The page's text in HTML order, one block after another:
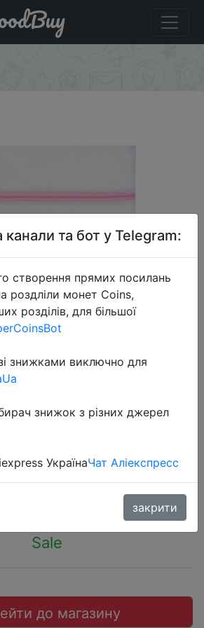
для стирки Ubras CRLS12ZZ
Ubras CRLS12ZZ
$0.39
Sale
до магазину
та бот у Telegram:
створення прямих посилань
роздліли монет Coins,
розділів, для більшої
знижками виключно для
знижок з різних джерел
УкраїнаЧат Аліекспресс
закрити